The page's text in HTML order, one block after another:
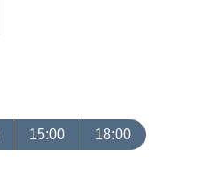
15:00 18:00